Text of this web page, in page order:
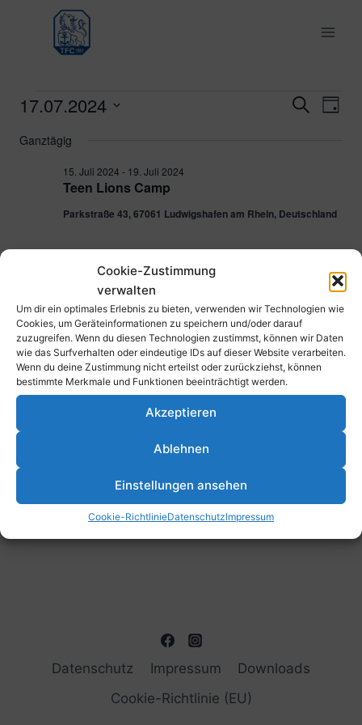
Cookie-Zustimmung
verwalten
Um dir ein optimales Erlebnis zu bieten, verwenden wir Technologien wie
Cookies, um Geräteinformationen zu speichern und/oder darauf
zuzugreifen. Wenn du diesen Technologien zustimmst, können wir Daten
wie das Surfverhalten oder eindeutige IDs auf dieser Website verarbeiten.
Wenn du deine Zustimmung nicht erteilst oder zurückziehst, können
bestimmte Merkmale und Funktionen beeinträchtigt werden.
Akzeptieren
Ablehnen
Einstellungen ansehen
Cookie-RichtlinieDatenschutzImpressum
springen
Veranstaltungen
für
SucheTag
17.07.2024
wählen.
Ganztägig
Teen Lions Camp
15. Juli 2024 - 19. Juli 2024
Parkstraße 43, 67061 Ludwigshafen am Rhein, Deutschland
Nächster Tag
Kalender abonnieren
Datenschutz Impressum
Downloads
Cookie-Richtlinie (EU)